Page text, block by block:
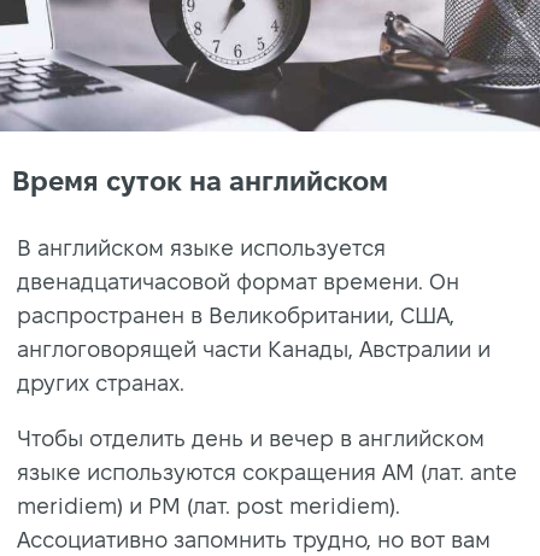
Время суток на английском
В английском языке используется
двенадцатичасовой формат времени. Он
распространен в Великобритании, США,
англоговорящей части Канады, Австралии и
других странах.
Чтобы отделить день и вечер в английском
языке используются сокращения AM (лат. ante
meridiem) и PM (лат. post meridiem).
Ассоциативно запомнить трудно, но вот вам